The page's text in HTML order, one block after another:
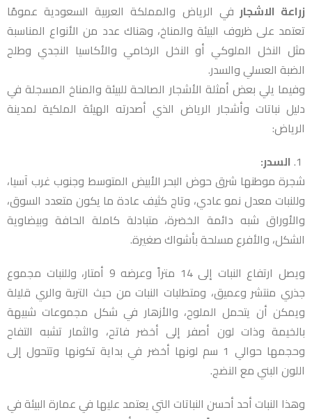
زراعة الاشجار في الرياض والمملكة العربية السعودية عمومًا
تعتمد على ظروف البيئة والمناخ، وهناك عدد من الأنواع المناسبة
مثل النخل الملوكي أو النخل الرخامي والأكاسيا النجدي وطلح
الضبة العسلي والسدر.
وفيما يلي بعض أمثلة الأشجار الصالحة للبيئة والمناخ المسجلة في
دليل نباتات وأشجار الرياض الذي أصدرته الهيئة الملكية لمدينة
الرياض:
السدر:
شجرة موطنها شرق حوض البحر الأبيض المتوسط وجنوب غرب آسيا،
وللنبات معدل نمو عادي، وتاج كثيف عادة ما يكون متعدد السوق،
والأوراق شبه دائمة الخضرة، متبادلة كاملة الحافة وبيضاوية
الشكل، والأفرع مسلحة بأشواك صغيرة.
ويصل ارتفاع النبات إلى 14 متراً وعرضه 9 أمتار، وللنبات مجموع
جذري منتشر وعميق، ومتطلبات النبات من حيث التربة والري قليلة
ويمكن أن يتحمل الملوح، والأزهار في شكل مجموعات شبيهة
بالخيمة وذات لون أصفر إلى أخضر فاتح، والثمار تشبه التفاح
وحجمها حوالي 1 سم لونها أخضر في بداية تكونها وتتحول إلى
اللون البني مع النضج.
وهذا النبات أحد أحسن النباتات التي يعتمد عليها في عمارة البيئة في